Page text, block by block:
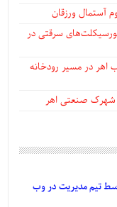
آستمال ورزقان
سرقتی در
اهر در مسیر رودخانه
شهرک صنعتی اهر
تیم مدیریت در وب